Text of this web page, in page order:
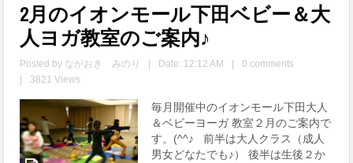
2月のイオンモール下田ベビー＆大
人ヨガ教室のご案内♪
Posted by ながおき みのり Date: 12:12 AM
0 comments
3821 Views
毎月開催中のイオンモール下田大人
＆ベビーヨーガ 教室２月のご案内で
す。(^^♪ 前半は大人クラス（成人
男女どなたでも♪） 後半は生後２か